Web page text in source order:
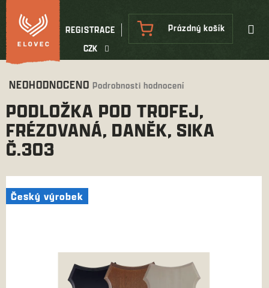
Přejít
na
obsah
CZK
REGISTRACE
NÁKUPNÍ
KOŠÍK
Prázdný košík
Průměrné
produktu
je
0,0
z
hvězdiček.
NEOHODNOCENO Podrobnosti hodnocení
PODLOŽKA POD TROFEJ,
FRÉZOVANÁ, DANĚK, SIKA
Č.303
Český výrobek
Český výrobek